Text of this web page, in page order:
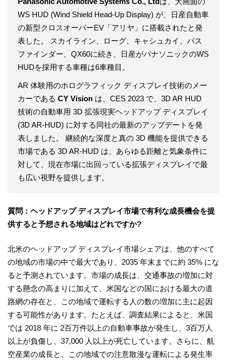
WS HUD (Wind Shield Head-Up Display) が、日産自動車
の新型クロスオーバーEV「アリヤ」に搭載されたと発
表した。 スカイライン、ローグ、キャシュカイ、パス
ファインダー、QX60に続き、日産がパナソニックのWS
HUDを採用する車種は6車種目。
AR 体験用のホログラフィック ディスプレイ技術のメー
カーである CY Vision は、CES 2023 で、3D AR HUD
技術の自動車用 3D 拡張現実ヘッドアップ ディスプレイ
(3D AR-HUD) に対する同社の最新のアップデートを発
表しました。 継続的な深度と真の 3D 機能を提供できる
市場である 3D AR-HUD は、あらゆる距離と気象条件に
対して、現在市場に出回っている拡張ディスプレイで最
も広い視野を提供します。
質問：ヘッドアップ ディスプレイ市場で有利な成長機会を提
供すると予想される地域はどれですか?
北米のヘッドアップ ディスプレイ市場シェアは、他のすべて
の地域の市場の中で最大であり、2035 年末までに約 35% にな
ると予測されています。市場の成長は、交通事故の増加に対
する懸念の高まりに加えて、米国などの国における最大の道
路網の存在と、この地域で運転する人の数の増加に主に起因
する可能性があります。たとえば、調査結果によると、米国
では 2018 年に 2百万件以上の自動車事故が発生し、3百万人
以上が負傷し、37,000 人以上が死亡しています。さらに、航
空産業の成長と、この地域での注意散漫な運転による発生率